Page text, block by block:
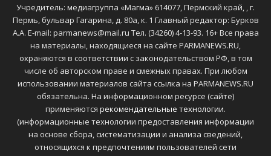
Учредитель: медиагруппа «Магма» 614077, Пермский край, , г.
Пермь, бульвар Гагарина, д. 80а, к. 1 Главный редактор: Бурков
А.А. E-mail: parmanews@mail.ru Тел. (34260) 4-13-93. 16+ Все права
на материалы, находящиеся на сайте PARMANEWS.RU,
охраняются в соответствии с законодательством РФ, в том
числе об авторском праве и смежных правах. При любом
использовании материалов сайта ссылка на PARMANEWS.RU
обязательна. На информационном ресурсе (сайте)
применяются рекомендательные технологии.
(информационные технологии предоставления информации
на основе сбора, систематизации и анализа сведений,
относящихся к предпочтениям пользователей сети